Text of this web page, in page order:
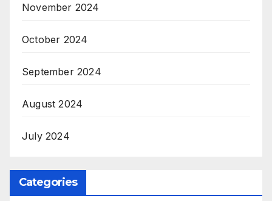
November 2024
October 2024
September 2024
August 2024
July 2024
Categories